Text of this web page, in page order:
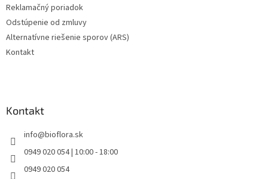
Reklamačný poriadok
Odstúpenie od zmluvy
Alternatívne riešenie sporov (ARS)
Kontakt
Kontakt
info@bioflora.sk
0949 020 054 | 10:00 - 18:00
0949 020 054